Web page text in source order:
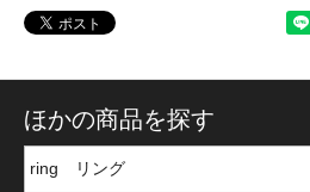
ほかの商品を探す